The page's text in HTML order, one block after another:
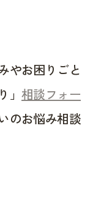
やお困りごと
」相談フォー
のお悩み相談